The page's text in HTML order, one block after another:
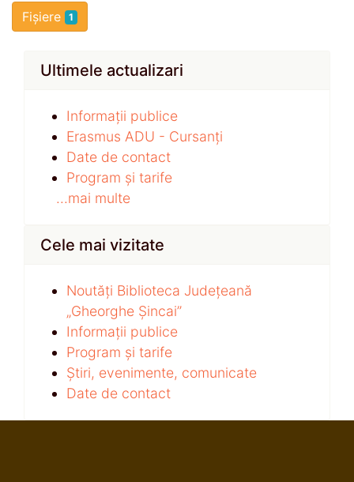
Fișiere 1
Ultimele actualizari
Informații publice
Erasmus ADU - Cursanți
Date de contact
Program și tarife
...mai multe
Cele mai vizitate
Noutăți Biblioteca Județeană
„Gheorghe Șincai”
Informații publice
Program și tarife
Știri, evenimente, comunicate
Date de contact